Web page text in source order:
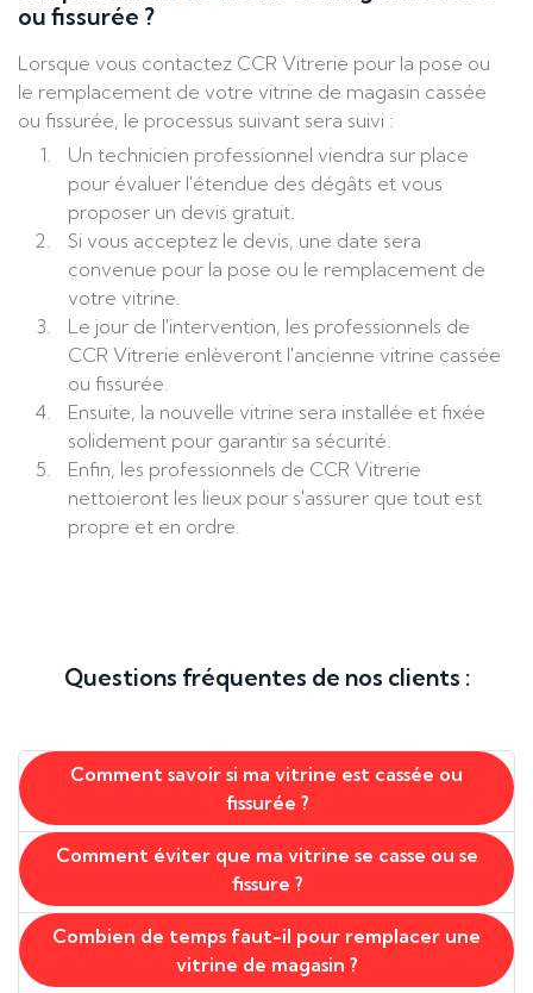
ou fissurée ?
Lorsque vous contactez CCR Vitrerie pour la pose ou
le remplacement de votre vitrine de magasin cassée
ou fissurée, le processus suivant sera suivi :
Un technicien professionnel viendra sur place
pour évaluer l'étendue des dégâts et vous
proposer un devis gratuit.
Si vous acceptez le devis, une date sera
convenue pour la pose ou le remplacement de
votre vitrine.
Le jour de l'intervention, les professionnels de
CCR Vitrerie enlèveront l'ancienne vitrine cassée
ou fissurée.
Ensuite, la nouvelle vitrine sera installée et fixée
solidement pour garantir sa sécurité.
Enfin, les professionnels de CCR Vitrerie
nettoieront les lieux pour s'assurer que tout est
propre et en ordre.
Questions fréquentes de nos clients :
Comment savoir si ma vitrine est cassée ou
fissurée ?
Comment éviter que ma vitrine se casse ou se
fissure ?
Combien de temps faut-il pour remplacer une
vitrine de magasin ?